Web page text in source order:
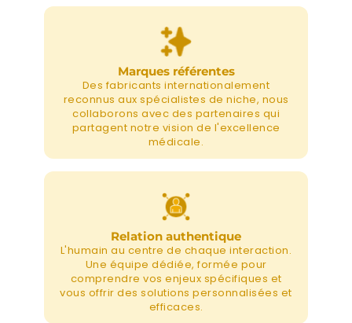
Marques référentes
Des fabricants internationalement
reconnus aux spécialistes de niche, nous
collaborons avec des partenaires qui
partagent notre vision de l'excellence
médicale.
Relation authentique
L'humain au centre de chaque interaction.
Une équipe dédiée, formée pour
comprendre vos enjeux spécifiques et
vous offrir des solutions personnalisées et
efficaces.